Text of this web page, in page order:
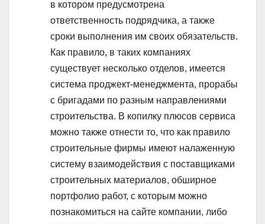
в котором предусмотрена
ответственность подрядчика, а также
сроки выполнения им своих обязательств.
Как правило, в таких компаниях
существует несколько отделов, имеется
система проджект-менеджмента, прорабы
с бригадами по разным направлениями
строительства. В копилку плюсов сервиса
можно также отнести то, что как правило
строительные фирмы имеют налаженную
систему взаимодействия с поставщиками
строительных материалов, обширное
портфолио работ, с которым можно
познакомиться на сайте компании, либо